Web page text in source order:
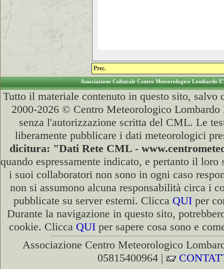
Prec.
Associazione Culturale Centro Meteorologico Lombardo
Tutto il materiale contenuto in questo sito, salvo
2000-2026 © Centro Meteorologico
senza l'autorizzazione scritta del CML. Le
liberamente pubblicare i dati meteorologici
dicitura: "Dati Rete CML -
quando espressamente indicato, e pertanto il
i suoi collaboratori non sono in ogni caso
non si assumono alcuna responsabilità circa i
pubblicate su server esterni. Clicca QUIper
Durante la navigazione in questo sito,
cookie. Clicca QUI per sapere cosa sono e
Associazione Centro Meteorologico
05815400964 |